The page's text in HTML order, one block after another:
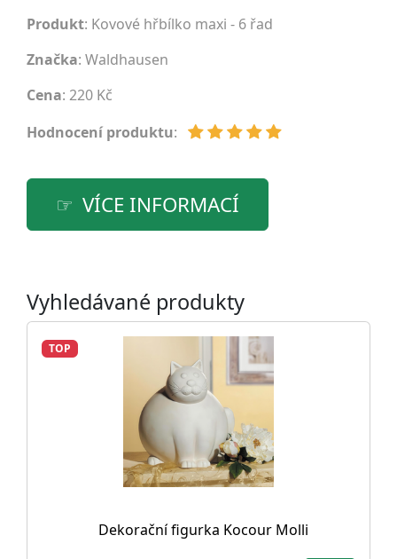
Produkt: Kovové hřbílko maxi - 6 řad
Značka: Waldhausen
Cena: 220 Kč
Hodnocení produktu:
VÍCE INFORMACÍ
Vyhledávané produkty
TOP
Dekorační figurka Kocour Molli